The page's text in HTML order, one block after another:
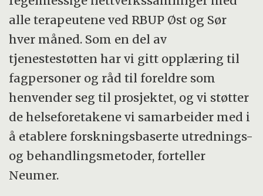
alle terapeutene ved RBUP Øst og Sør
hver måned. Som en del av
tjenestestøtten har vi gitt opplæring til
fagpersoner og råd til foreldre som
henvender seg til prosjektet, og vi støtter
de helseforetakene vi samarbeider med i
å etablere forskningsbaserte utrednings-
og behandlingsmetoder, forteller
Neumer.